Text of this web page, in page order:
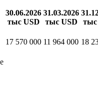
30.06.2026
тыс USD
31.03.2026
тыс USD
тыс
17 570 000 11 964 000 18